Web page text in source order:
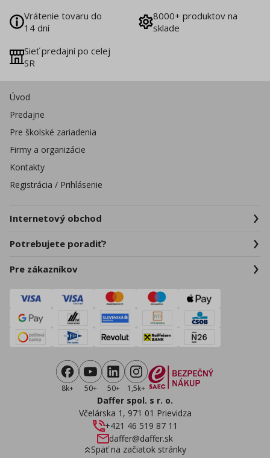
Vrátenie tovaru do
14 dní
8000+ produktov na
sklade
Sieť predajní po celej
SR
Úvod
Predajne
Pre školské zariadenia
Firmy a organizácie
Kontakty
Registrácia / Prihlásenie
Internetový obchod
Potrebujete poradiť?
Pre zákazníkov
Daffer spol. s r. o.
Včelárska 1, 971 01 Prievidza
+421 46 519 87 11
daffer@daffer.sk
Späť na začiatok stránky
8k+ 50+ 50+ 1,5k+